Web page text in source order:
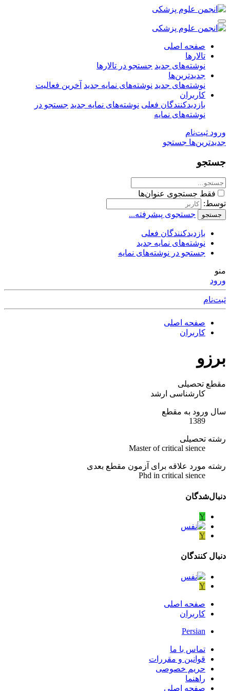
صفحه اصلی
تالارها
نوشته‌های جدید جستجو در تالارها
جدیدترین‌ها
نوشته‌های جدید نوشته‌های نمایه جدید آخرین فعالیت
کاربران
بازدیدکنندگان فعلی نوشته‌های نمایه جدید جستجو در
نوشته‌های نمایه
ورود ثبت‌نام
جدیدترین‌ها جستجو
جستجو
فقط جستجوی عنوان‌ها
توسط:
جستجو جستجوی پیشرفته...
بازدیدکنندگان فعلی
نوشته‌های نمایه جدید
جستجو در نوشته‌های نمایه
منو
ورود
ثبت‌نام
صفحه اصلی
کاربران
برزو
مقطع تحصیلی
کارشناسی ارشد
سال ورود به مقطع
1389
رشته تحصیلی
Master of critical sience
رشته مورد علاقه برای آزمون مقطع بعدی
Phd in critical sience
دنبال‌شدگان
Y
Y
دنبال کنندگان
Y
صفحه اصلی
کاربران
Persian
تماس با ما
قوانین و مقررات
حریم خصوصی
راهنما
صفحه اصلی